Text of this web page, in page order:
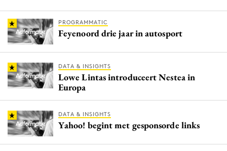
PROGRAMMATIC
Feyenoord drie jaar in autosport
DATA & INSIGHTS
Lowe Lintas introduceert Nestea in
Europa
DATA & INSIGHTS
Yahoo! begint met gesponsorde links